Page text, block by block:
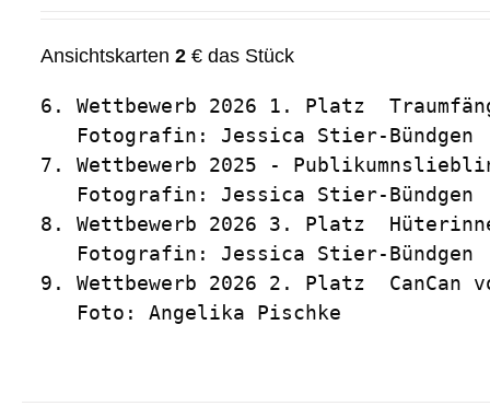
Ansichtskarten 2€ das Stück
6. Wettbewerb 2026 1. Platz
   Fotografin: Jessica Stier-Bündgen
7. Wettbewerb 2025 -
   Fotografin: Jessica Stier-Bündgen
8. Wettbewerb 2026 3. Platz
   Fotografin: Jessica Stier-Bündgen
9. Wettbewerb 2026 2. Platz  CanCan
   Foto: Angelika Pischke